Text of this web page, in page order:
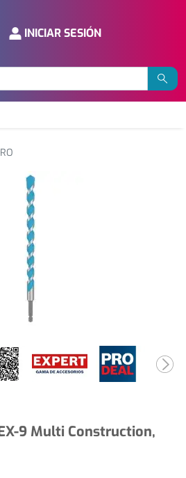
INICIAR SESIÓN
9 Multi Construction,